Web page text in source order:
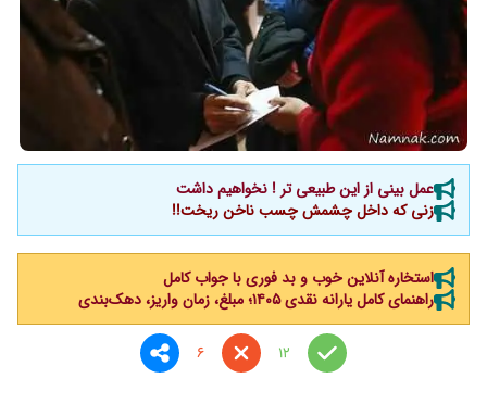
عمل بینی از این طبیعی تر ! نخواهیم داشت
زنی که داخل چشمش چسب ناخن ریخت!!
استخاره آنلاین خوب و بد فوری با جواب کامل
راهنمای کامل یارانه نقدی ۱۴۰۵؛ مبلغ، زمان واریز، دهک‌بندی
12
6